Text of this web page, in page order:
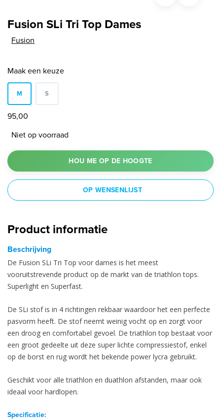
Fusion SLi Tri Top Dames
Fusion
Maak een keuze
M S
95,00
Niet op voorraad
HOU ME OP DE HOOGTE
OP WENSENLIJST
Product informatie
Beschrijving
De Fusion SLi Tri Top voor dames is het meest
vooruitstrevende product op de markt van de triathlon tops.
Superlight en Superfast.
De SLi stof is in 4 richtingen rekbaar waardoor het een perfecte
pasvorm heeft. De stof neemt weinig vocht op en zorgt voor
een droog en comfortabel gevoel. De triathlon top bestaat voor
een groot gedeelte uit deze super lichte compressiestof, enkel
op de borst en rug wordt het bekende power lycra gebruikt.
Geschikt voor alle triathlon en duathlon afstanden, maar ook
ideaal voor hardlopen.
Specificatie: